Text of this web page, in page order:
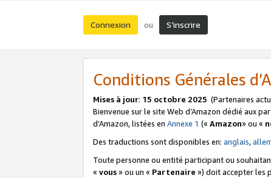
Connexion ou S’inscrire
Conditions Générales
Mises à jour: 15 octobre 2025 (Partenaires
Bienvenue sur le site Web d’Amazon dédié aux
d’Amazon, listées en Annexe 1 (« Amazon» ou «
Des traductions sont disponibles en: anglais,
Toute personne ou entité participant ou
« vous» ou un « Partenaire ») doit accepter les